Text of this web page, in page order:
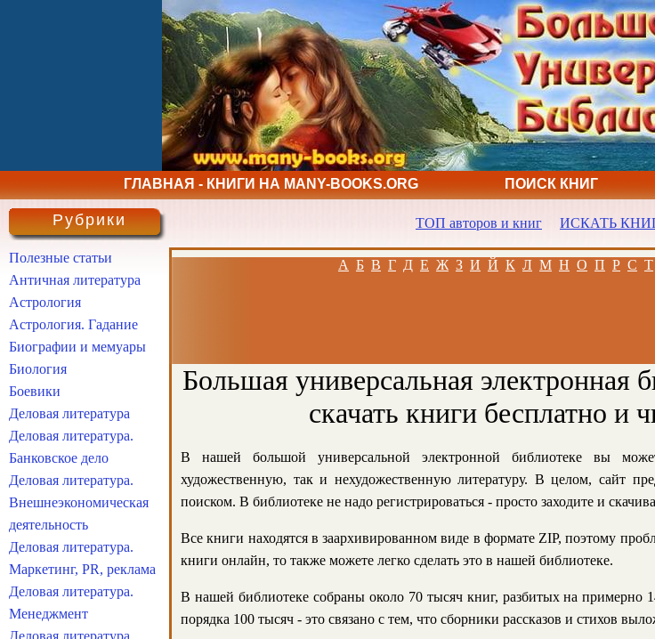
ГЛАВНАЯ - КНИГИ НА MANY-BOOKS.ORG ПОИСК КНИГ
ТОП авторов и книг ИСКАТЬ
А Б В Г Д Е Ж З И Й К Л М Н О П Р С Т
Большая универсальная электронная
скачать книги бесплатно и
В нашей большой универсальной электронной библиотеке вы
художественную, так и нехудожественную литературу. В целом, сайт
поиском. В библиотеке не надо регистрироваться - просто заходите и
Все книги находятся в заархивированном виде в формате ZIP, поэтому
книги онлайн, то также можете легко сделать это в нашей библиотеке.
В нашей библиотеке собраны около 70 тысяч книг, разбитых на примерно
порядка 100 тысяч - это связано с тем, что сборники рассказов и стихов
Рубрики
Полезные статьи
Античная литература
Астрология
Астрология. Гадание
Биографии и мемуары
Биология
Боевики
Деловая литература
Деловая литература.
Банковское дело
Деловая литература.
Внешнеэкономическая
деятельность
Деловая литература.
Маркетинг, PR, реклама
Деловая литература.
Менеджмент
Деловая литература.